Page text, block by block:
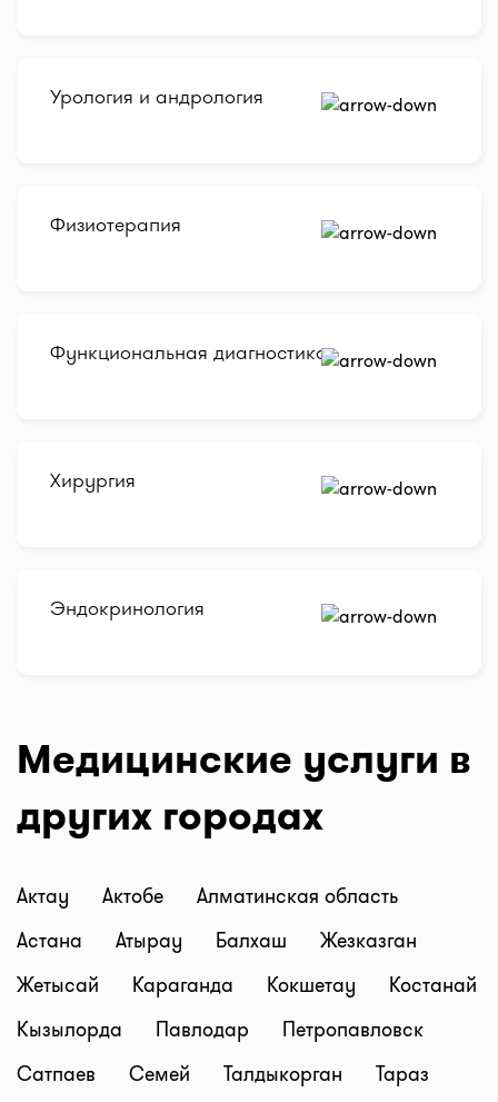
Урология и андрология
Физиотерапия
Функциональная диагностика
Хирургия
Эндокринология
Медицинские услуги в
других городах
Актау Актобе
Алматинская область
Астана
Атырау Балхаш
Жезказган
Жетысай
Караганда Кокшетау
Костанай
Кызылорда
Павлодар
Петропавловск
Сатпаев
Семей Талдыкорган
Тараз